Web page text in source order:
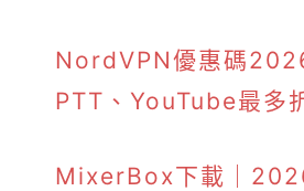
NordVPN優惠碼
PTT、YouTube最多
MixerBox下載｜